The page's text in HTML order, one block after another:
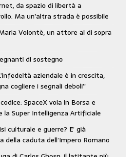
da spazio di libertà a
Ma un’altra strada è possibile
Volontè, un attore al di sopra
di sostegno
aziendale è in crescita,
cogliere i segnali deboli”
SpaceX vola in Borsa e
la Super Intelligenza Artificiale
culturale e guerre? E’ già
della caduta dell’Impero Romano